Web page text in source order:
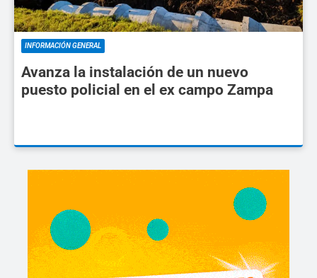
INFORMACIÓN GENERAL
Avanza la instalación de un nuevo
puesto policial en el ex campo Zampa